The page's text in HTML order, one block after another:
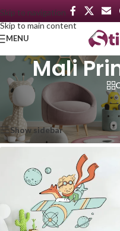
Skip to navigation
Skip to main content
MENU
Mali
Početna
Proizvod označen
Prikazan jedan rezultat
Show sidebar